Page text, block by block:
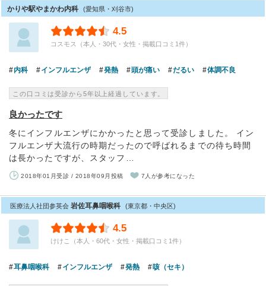
かりや駅やまかわ内科 (愛知県・刈谷市)
4.5
コスモス（本人・30代・女性・掲載口コミ1件）
内科 インフルエンザ 発熱 頭が痛い だるい 体調不良
この口コミは受診から5年以上経過しています。
良かったです
冬にインフルエンザにかかったと思って受診しました。 イン
フルエンザ大流行の時期だったので呼ばれるまでの待ち時間
は長かったですが、スタッフ…
2018年01月受診 / 2018年09月投稿 7人が参考になった
医療法人社団参英会 岩佐耳鼻咽喉科 (東京都・中央区)
4.5
けけこ（本人・60代・女性・掲載口コミ1件）
耳鼻咽喉科 インフルエンザ 発熱 咳（セキ）